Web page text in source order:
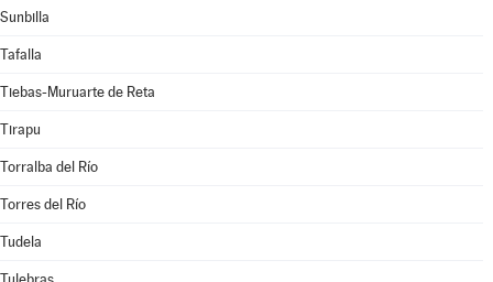
Sunbilla
Tafalla
Tiebas-Muruarte de Reta
Tirapu
Torralba del Río
Torres del Río
Tudela